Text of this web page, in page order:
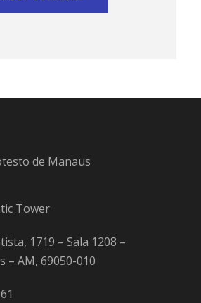
Tower
1719 – Sala 1208 –
– AM, 69050-010